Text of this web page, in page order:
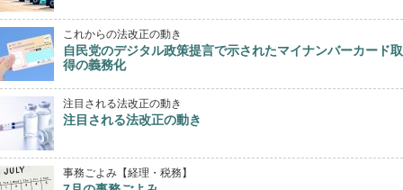
これからの法改正の動き
自民党のデジタル政策提言で示されたマイナンバーカード取
得の義務化
注目される法改正の動き
注目される法改正の動き
事務ごよみ【経理・税務】